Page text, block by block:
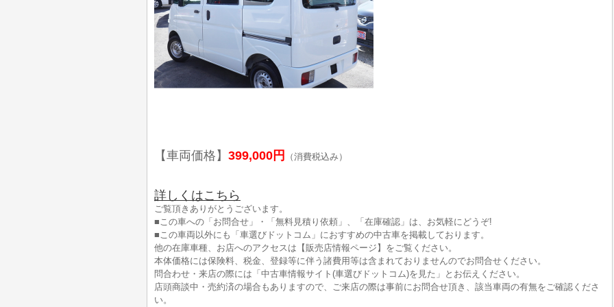
【車両価格】 399,000円 （消費税込み）
詳しくはこちら
ご覧頂きありがとうございます。
■この車への「お問合せ」・「無料見積り依頼」、「在庫確認」は、お気軽にどうぞ!
■この車両以外にも「車選びドットコム」におすすめの中古車を掲載しております。
他の在庫車種、お店へのアクセスは【販売店情報ページ】をご覧ください。
本体価格には保険料、税金、登録等に伴う諸費用等は含まれておりませんのでお問合せください。
問合わせ・来店の際には「中古車情報サイト(車選びドットコム)を見た」とお伝えください。
店頭商談中・売約済の場合もありますので、ご来店の際は事前にお問合せ頂き、該当車両の有無をご確認くださ
い。